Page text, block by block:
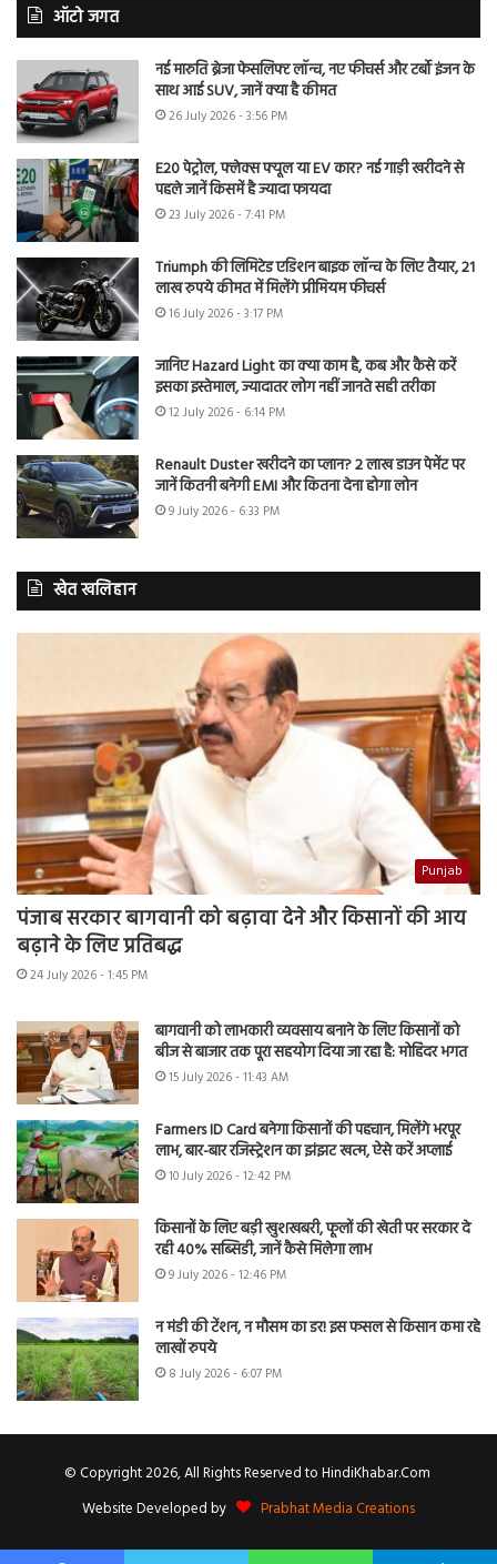
ऑटो जगत
नई मारुति ब्रेजा फेसलिफ्ट लॉन्च, नए फीचर्स और टर्बो इंजन के
साथ आई SUV, जानें क्या है कीमत
26 July 2026 - 3:56 PM
E20 पेट्रोल, फ्लेक्स फ्यूल या EV कार? नई गाड़ी खरीदने से
पहले जानें किसमें है ज्यादा फायदा
23 July 2026 - 7:41 PM
Triumph की लिमिटेड एडिशन बाइक लॉन्च के लिए तैयार, 21
लाख रुपये कीमत में मिलेंगे प्रीमियम फीचर्स
16 July 2026 - 3:17 PM
जानिए Hazard Light का क्या काम है, कब और कैसे करें
इसका इस्तेमाल, ज्यादातर लोग नहीं जानते सही तरीका
12 July 2026 - 6:14 PM
Renault Duster खरीदने का प्लान? 2 लाख डाउन पेमेंट पर
जानें कितनी बनेगी EMI और कितना देना होगा लोन
9 July 2026 - 6:33 PM
खेत खलिहान
Punjab
पंजाब सरकार बागवानी को बढ़ावा देने और किसानों की आय
बढ़ाने के लिए प्रतिबद्ध
24 July 2026 - 1:45 PM
बागवानी को लाभकारी व्यवसाय बनाने के लिए किसानों को
बीज से बाजार तक पूरा सहयोग दिया जा रहा है: मोहिंदर भगत
15 July 2026 - 11:43 AM
Farmers ID Card बनेगा किसानों की पहचान, मिलेंगे भरपूर
लाभ, बार-बार रजिस्ट्रेशन का झंझट खत्म, ऐसे करें अप्लाई
10 July 2026 - 12:42 PM
किसानों के लिए बड़ी खुशखबरी, फूलों की खेती पर सरकार दे
रही 40% सब्सिडी, जानें कैसे मिलेगा लाभ
9 July 2026 - 12:46 PM
न मंडी की टेंशन, न मौसम का डर! इस फसल से किसान कमा रहे
लाखों रुपये
8 July 2026 - 6:07 PM
© Copyright 2026, All Rights Reserved to HindiKhabar.Com
Website Developed by
Prabhat Media Creations